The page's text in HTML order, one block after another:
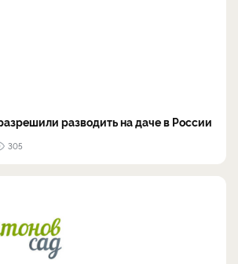
разводить на даче в России
305